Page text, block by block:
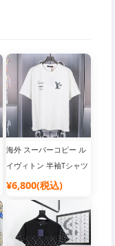
海外 スーパーコピー ル
イヴィトン 半袖Tシャツ
男女兼用 トップス
¥6,800(税込)